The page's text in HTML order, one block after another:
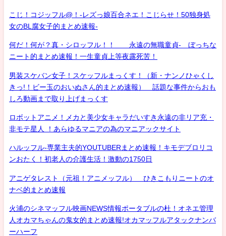
こじ！コジッフル@！-レズっ娘百合ネエ！こじらせ！50独身処
女のBL腐女子的まとめ速報-
何だ！何が？真・シロッフル！！ 永遠の無職童貞- ぼっちな
ニート的まとめ速報！一生童貞上等夜露死苦！
男装スケバン女子！スケッフルまっくす！（新・ナンノひゃくし
きっ!！ビー玉のおいぬさん的まとめ速報） 話題な事件からおも
しろ動画まで取り上げまっくす
ロボットアニメ！メカと美少女キャラだいすき永遠の非リア充・
非モテ星人 ！あらゆるマニアの為のマニアックサイト
ハルッフル-専業主夫的YOUTUBERまとめ速報！キモデブロリコ
ンおたく！初老人の介護生活！激動の1750日
アニゲタレスト（元祖！アニメッフル） ひきこもりニートのオ
ナベ的まとめ速報
火浦のシネマッフル映画NEWS情報ポータブルの杜！オネエ管理
人オカマちゃんの鬼女的まとめ速報!オカマッフルアタックナンバ
ーハーフ